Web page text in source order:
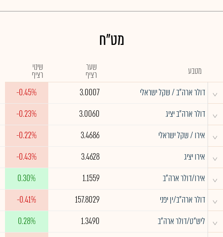
מט"ח
מטבע שער
רציף
שינוי
רציף
^ דולר ארה"ב / שקל ישראלי 3.0007
-0.45%
^ דולר ארה"ב יציג 3.0060
-0.23%
^ אירו / שקל ישראלי 3.4686
-0.22%
^ אירו יציג 3.4628
-0.43%
^ אירו/דולר ארה"ב 1.1559
0.30%
^ דולר ארה"ב/ין יפני 157.8029
-0.41%
^ ליש"ט/דולר ארה"ב 1.3490
0.28%